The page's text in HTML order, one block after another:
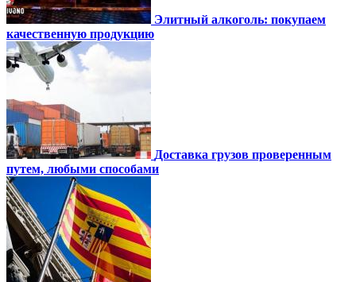
Элитный алкоголь: покупаем
качественную продукцию
Доставка грузов проверенным
путем, любыми способами